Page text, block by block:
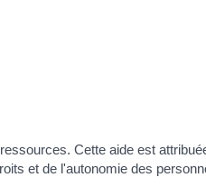
Cette aide est
et de l'autonomie des